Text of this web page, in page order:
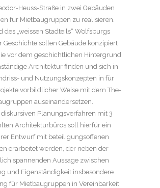
Heuss-Straße in zwei Gebäuden
für Mietbaugruppen zu realisieren.
des „weissen Stadteils“ Wolfsburgs
Geschichte sollen Gebäude konzipiert
vor dem geschichtlichen Hintergrund
Architektur finden und sich in
und Nutzungskonzepten in für
vorbildlicher Weise mit dem The-
auseinandersetzen.
diskursiven Planungsverfahren mit 3
Architekturbüros soll hierfür ein
Entwurf mit beteiligungsoffenen
erarbeitet werden, der neben der
spannenden Aussage zwischen
und Eigenständigkeit insbesondere
für Mietbaugruppen in Vereinbarkeit